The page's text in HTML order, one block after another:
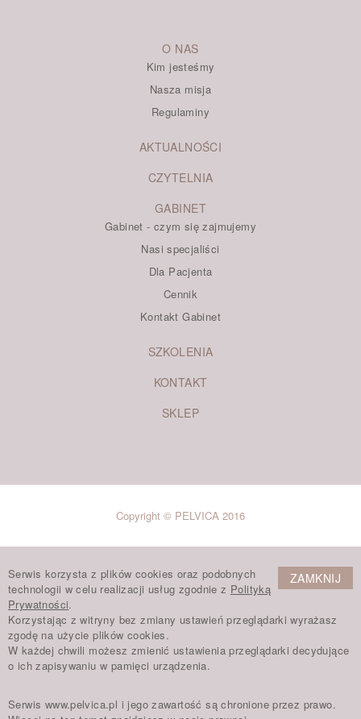
O NAS
Kim jesteśmy
Nasza misja
Regulaminy
AKTUALNOŚCI
CZYTELNIA
GABINET
Gabinet - czym się zajmujemy
Nasi specjaliści
Dla Pacjenta
Cennik
Kontakt Gabinet
SZKOLENIA
KONTAKT
SKLEP
Copyright © PELVICA 2016
ZAMKNIJ
Serwis korzysta z plików cookies oraz podobnych
technologii w celu realizacji usług zgodnie z Polityką
Prywatności.
Korzystając z witryny bez zmiany ustawień przeglądarki wyrażasz
zgodę na użycie plików cookies.
W każdej chwili możesz zmienić ustawienia przeglądarki decydujące
o ich zapisywaniu w pamięci urządzenia.
Serwis www.pelvica.pl i jego zawartość są chronione przez prawo.